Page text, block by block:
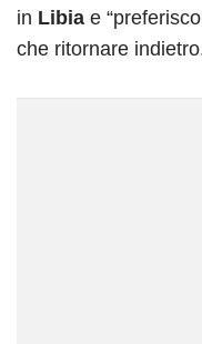
in Libia e
che ritornare